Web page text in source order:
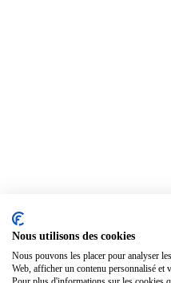
Nous utilisons des cookies
Nous pouvons les placer pour analyser
Web, afficher un contenu personnalisé et